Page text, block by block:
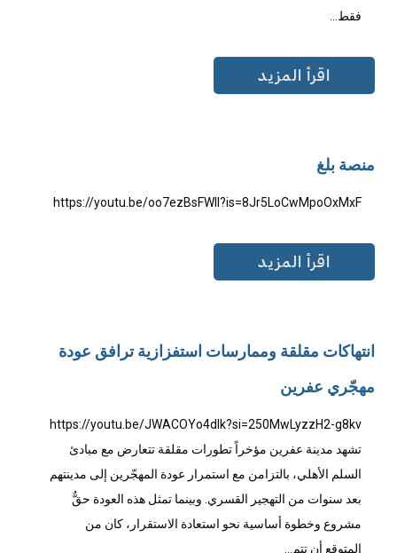
فقط...
اقرأ المزيد
منصة بلغ
https://youtu.be/oo7ezBsFWlI?is=8Jr5LoCwMpoOxMxF
اقرأ المزيد
انتهاكات مقلقة وممارسات استفزازية ترافق عودة
مهجّري عفرين
https://youtu.be/JWACOYo4dIk?si=250MwLyzzH2-g8kv
تشهد مدينة عفرين مؤخراً تطورات مقلقة تتعارض مع مبادئ
السلم الأهلي، بالتزامن مع استمرار عودة المهجّرين إلى مدينتهم
بعد سنوات من التهجير القسري. وبينما تمثل هذه العودة حقٌّ
مشروع وخطوة أساسية نحو استعادة الاستقرار، كان من
المتوقع أن تتم...